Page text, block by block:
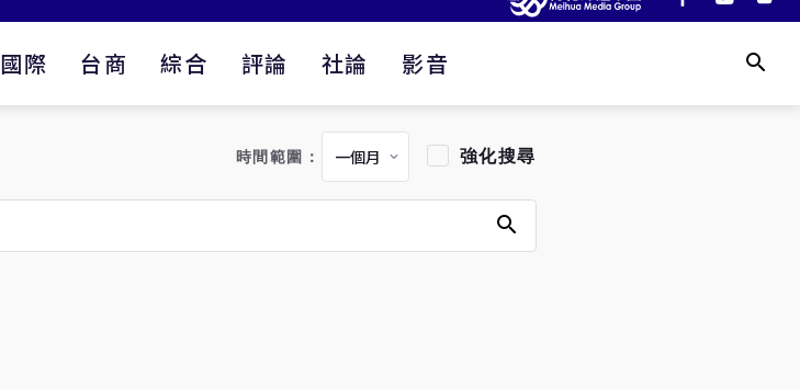
國際 台商 綜合 評論 社論 影音
時間範圍： 強化搜尋